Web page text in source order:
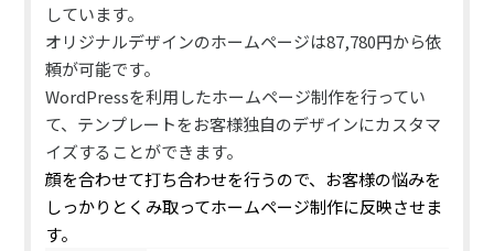
しています。
オリジナルデザインのホームページは87,780円から依
頼が可能です。
WordPressを利用したホームページ制作を行ってい
て、 テンプレートをお客様独自のデザインにカスタマ
イズすることができます。
顔を合わせて打ち合わせを行うので、お客様の悩みを
しっかりとくみ取ってホームページ制作に反映させま
す。